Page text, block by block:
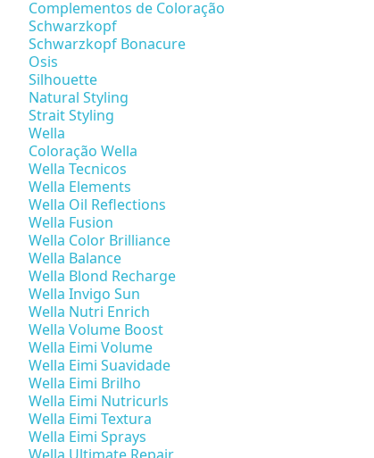
Complementos de Coloração
Schwarzkopf
Schwarzkopf Bonacure
Osis
Silhouette
Natural Styling
Strait Styling
Wella
Coloração Wella
Wella Tecnicos
Wella Elements
Wella Oil Reflections
Wella Fusion
Wella Color Brilliance
Wella Balance
Wella Blond Recharge
Wella Invigo Sun
Wella Nutri Enrich
Wella Volume Boost
Wella Eimi Volume
Wella Eimi Suavidade
Wella Eimi Brilho
Wella Eimi Nutricurls
Wella Eimi Textura
Wella Eimi Sprays